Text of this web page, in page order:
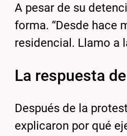
A pesar de su
forma. “Desde hace
residencial. Llamo a
La respuesta
Después de la
explicaron por qué